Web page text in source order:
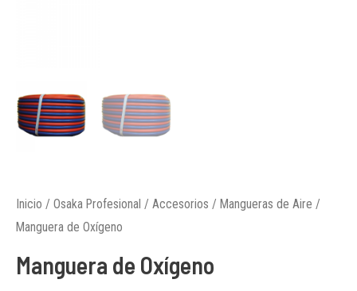
Inicio / Osaka Profesional / Accesorios / Mangueras de Aire /
Manguera de Oxígeno
Manguera de Oxígeno